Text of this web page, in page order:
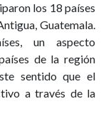
los 18 países
Guatemala.
un aspecto
de la región
sentido que el
a través de la